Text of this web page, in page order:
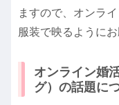
ますので、オンラ
服装で映るようにお
オンライン婚
グ）の話題に